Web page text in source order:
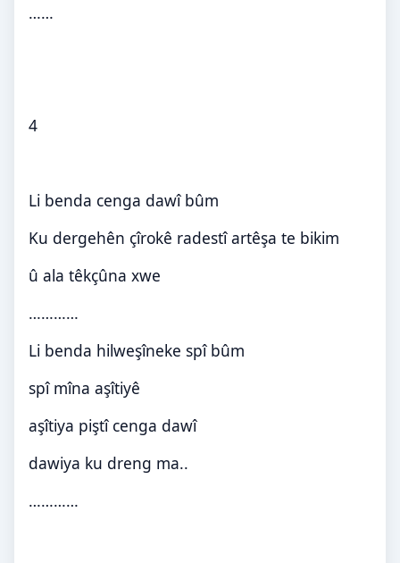
……
4
Li benda cenga dawî bûm
Ku dergehên çîrokê radestî artêşa te bikim
û ala têkçûna xwe
…………
Li benda hilweşîneke spî bûm
spî mîna aşîtiyê
aşîtiya piştî cenga dawî
dawiya ku dreng ma..
…………